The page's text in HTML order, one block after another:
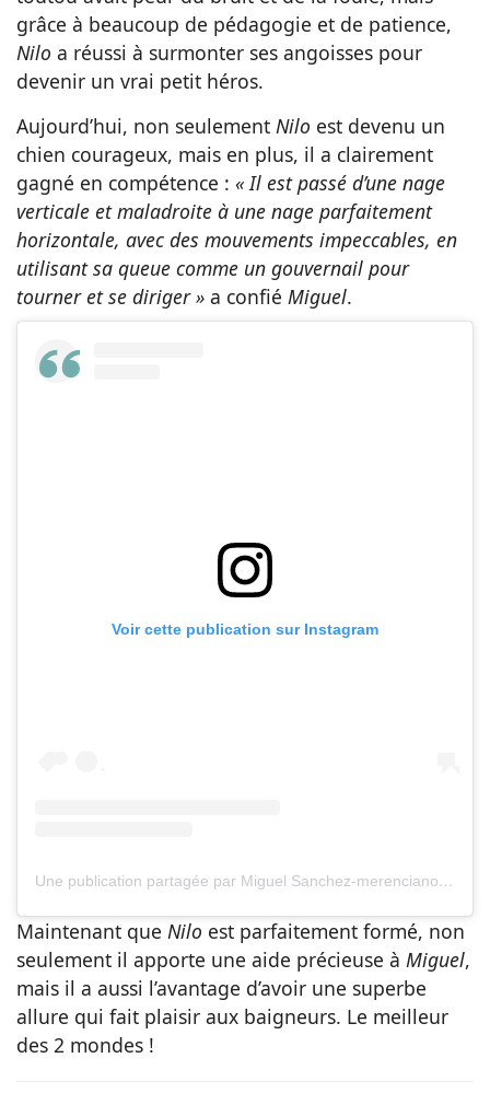
grâce à beaucoup de pédagogie et de patience,
Nilo a réussi à surmonter ses angoisses pour
devenir un vrai petit héros.
Aujourd’hui, non seulement Nilo est devenu un
chien courageux, mais en plus, il a clairement
gagné en compétence : « Il est passé d’une nage
verticale et maladroite à une nage parfaitement
horizontale, avec des mouvements impeccables, en
utilisant sa queue comme un gouvernail pour
tourner et se diriger » a confié Miguel.
Voir cette publication sur Instagram
Une publication partagée par Miguel Sanchez-merenciano Garcia (@miguel_sanchez_merenciano_garc)
Maintenant que Nilo est parfaitement formé, non
seulement il apporte une aide précieuse à Miguel,
mais il a aussi l’avantage d’avoir une superbe
allure qui fait plaisir aux baigneurs. Le meilleur
des 2 mondes !